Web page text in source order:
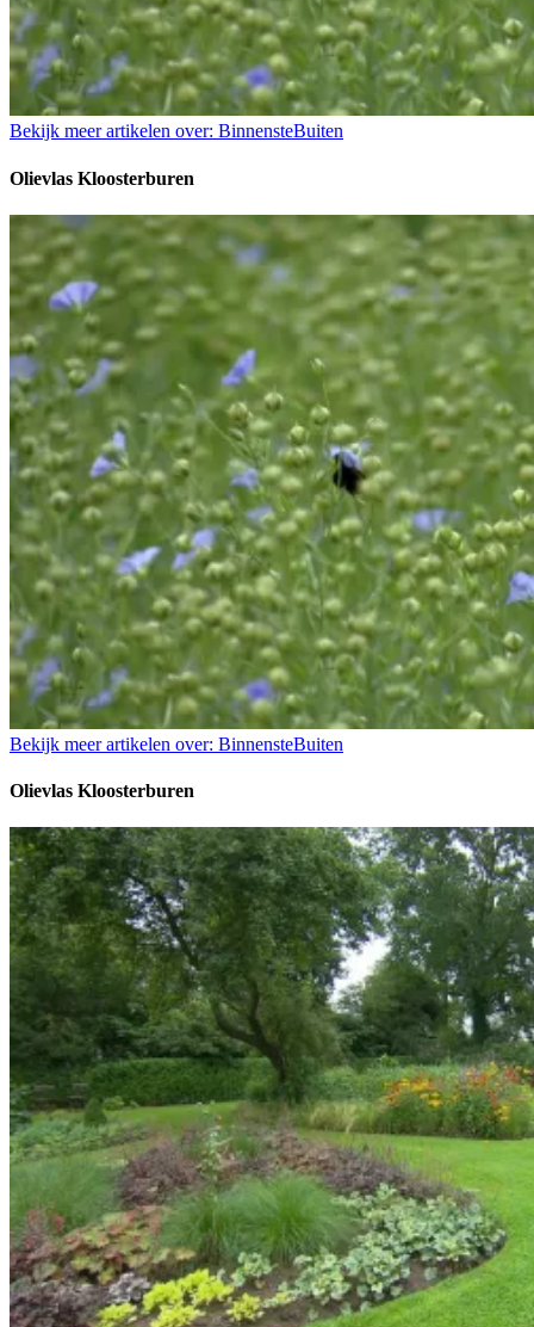
Bekijk meer artikelen over: BinnensteBuiten
Olievlas Kloosterburen
Bekijk meer artikelen over: BinnensteBuiten
Olievlas Kloosterburen